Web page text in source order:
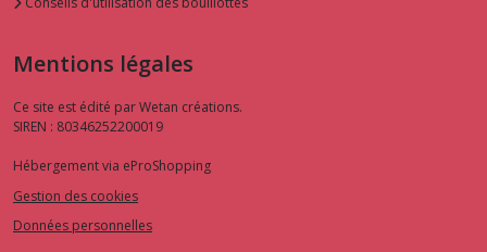
Mentions légales
Ce site est édité par Wetan créations.
SIREN : 80346252200019
Hébergement via eProShopping
Gestion des cookies
Données personnelles